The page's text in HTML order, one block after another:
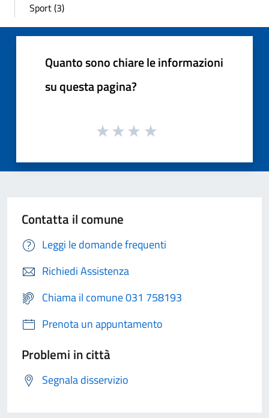
Sport (3)
Quanto sono chiare le informazioni
su questa pagina?
Contatta il comune
Leggi le domande frequenti
Richiedi Assistenza
Chiama il comune 031 758193
Prenota un appuntamento
Problemi in città
Segnala disservizio